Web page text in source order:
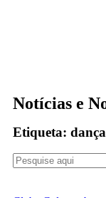
Notícias e
Etiqueta: